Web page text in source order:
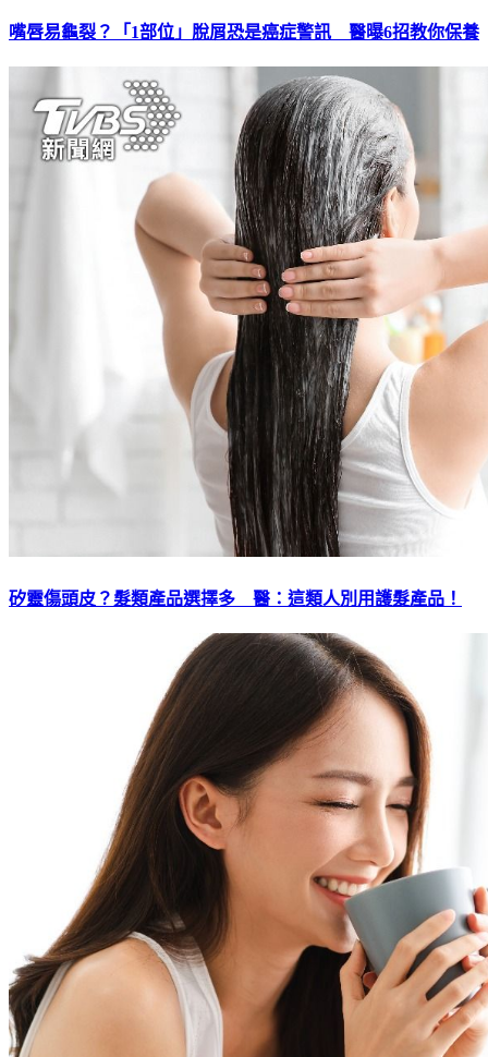
嘴唇易龜裂？「1部位」脫屑恐是癌症警訊 醫曝6招教你保養
矽靈傷頭皮？髮類產品選擇多 醫：這類人別用護髮產品！